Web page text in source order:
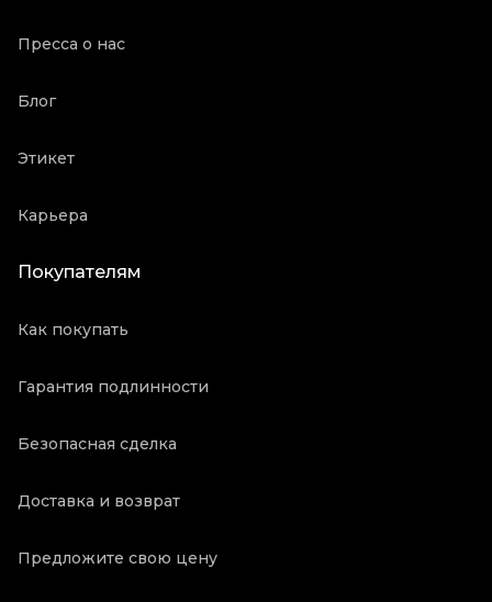
Пресса о нас
Блог
Этикет
Карьера
Покупателям
Как покупать
Гарантия подлинности
Безопасная сделка
Доставка и возврат
Предложите свою цену